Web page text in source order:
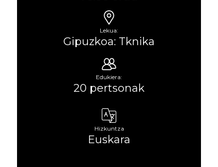
Lekua:
Gipuzkoa: Tknika
Edukiera:
20 pertsonak
Hizkuntza
Euskara